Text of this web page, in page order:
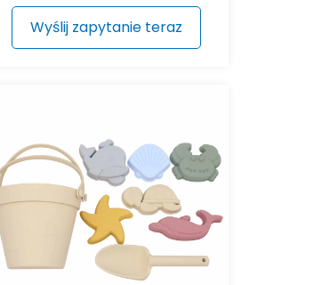
Wyślij zapytanie teraz